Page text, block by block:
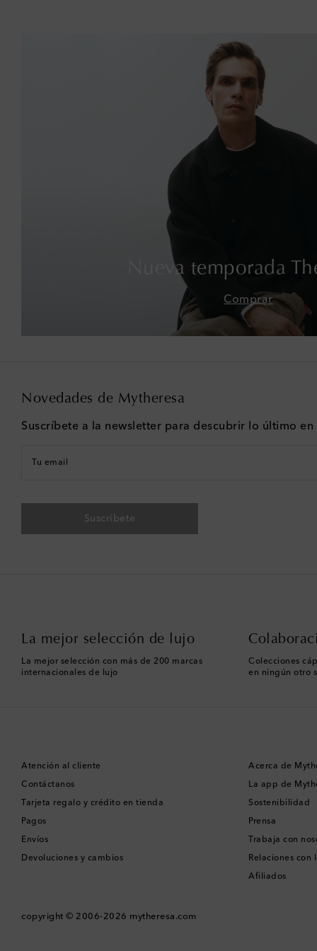
Nueva temporada
Comprar
Novedades de Mytheresa
Suscríbete a la newsletter para descubrir lo último en
Tu email
Suscríbete
La mejor selección de lujo
La mejor selección con más de 200 marcas
internacionales de lujo
Colecciones
en ningún otro
Atención al cliente
Contáctanos
Tarjeta regalo y crédito en tienda
Pagos
Envíos
Devoluciones y cambios
Acerca de
La app de
Sostenibilidad
Prensa
Trabaja con
Relaciones con
Afiliados
copyright © 2006-2026 mytheresa.com